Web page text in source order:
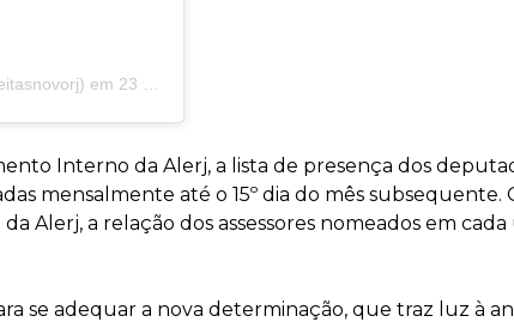
em 23 de Out, 2019 às 5:01 PDT
Interno da Alerj, a lista de presença dos
mensalmente até o 15º dia do mês
Alerj, a relação dos assessores nomeados em
se adequar a nova determinação, que traz luz à